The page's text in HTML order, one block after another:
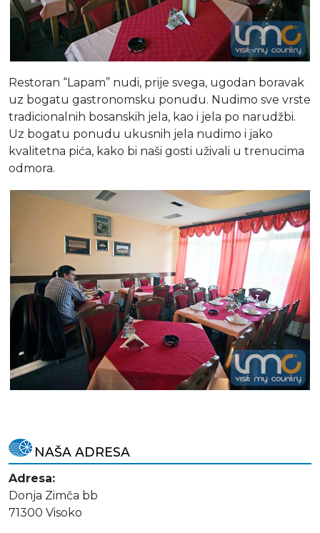
Restoran “Lapam” nudi, prije svega, ugodan boravak
uz bogatu gastronomsku ponudu. Nudimo sve vrste
tradicionalnih bosanskih jela, kao i jela po narudžbi.
Uz bogatu ponudu ukusnih jela nudimo i jako
kvalitetna pića, kako bi naši gosti uživali u trenucima
odmora.
NAŠA ADRESA
Adresa:
Donja Zimča bb
71300 Visoko